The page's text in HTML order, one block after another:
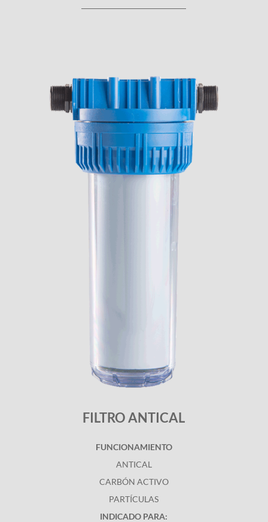
FILTRO ANTICAL
FUNCIONAMIENTO
ANTICAL
CARBÓN ACTIVO
PARTÍCULAS
INDICADO PARA: